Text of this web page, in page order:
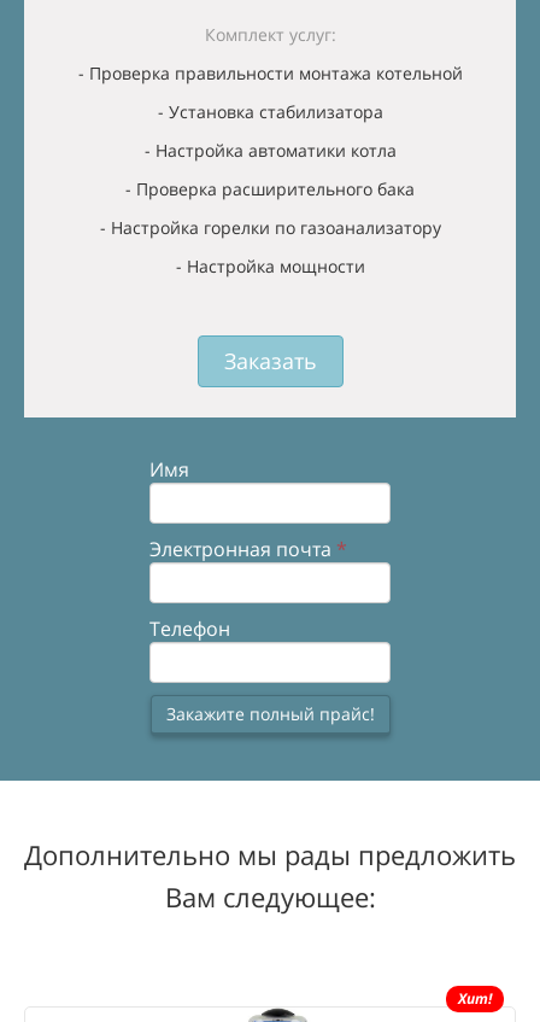
Комплект услуг:
- Проверка правильности монтажа котельной
- Установка стабилизатора
- Настройка автоматики котла
- Проверка расширительного бака
- Настройка горелки по газоанализатору
- Настройка мощности
Заказать
Имя
Электронная почта *
Телефон
Закажите полный прайс!
Дополнительно мы рады предложить
Вам следующее:
Хит!